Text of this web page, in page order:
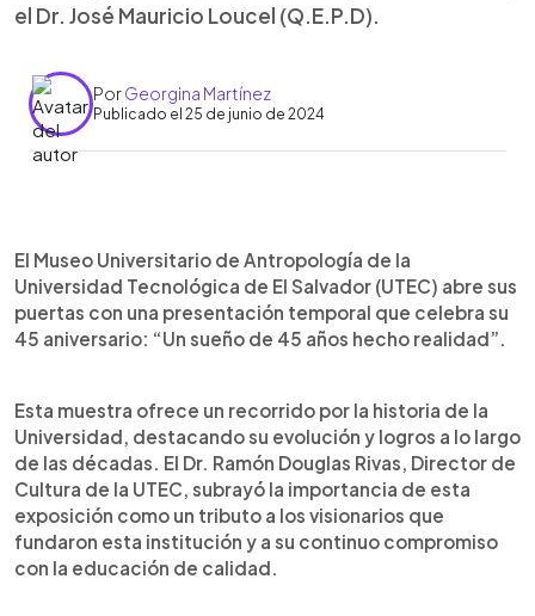
el Dr. José Mauricio Loucel (Q.E.P.D).
PorGeorgina Martínez
Publicado el 25 de junio de 2024
Escuchar artículo
El Museo Universitario de Antropología de la
Universidad Tecnológica de El Salvador (UTEC) abre sus
puertas con una presentación temporal que celebra su
45 aniversario: “Un sueño de 45 años hecho realidad”.
Esta muestra ofrece un recorrido por la historia de la
Universidad, destacando su evolución y logros a lo largo
de las décadas. El Dr. Ramón Douglas Rivas, Director de
Cultura de la UTEC, subrayó la importancia de esta
exposición como un tributo a los visionarios que
fundaron esta institución y a su continuo compromiso
con la educación de calidad.